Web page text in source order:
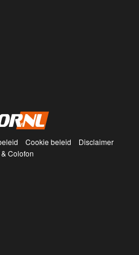
Cookie beleid
Disclaimer
Colofon